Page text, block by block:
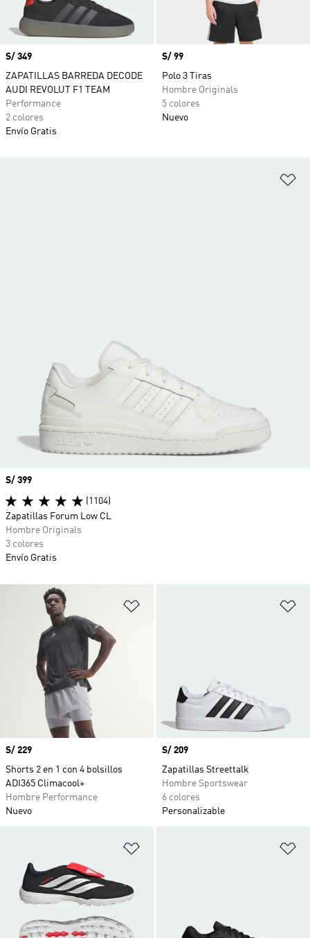
Precio
S/ 349
ZAPATILLAS BARREDA DECODE
AUDI REVOLUT F1 TEAM
Performance
2 colores
Envío Gratis
Precio
S/ 99
Polo 3 Tiras
Hombre Originals
5 colores
Nuevo
Precio
S/ 229
Shorts 2 en 1 con 4 bolsillos
ADI365 Climacool+
Hombre Performance
Nuevo
Precio
S/ 209
Zapatillas Streettalk
Hombre Sportswear
6 colores
Personalizable
Precio
S/ 399
(1104)
Zapatillas Forum Low CL
Hombre Originals
3 colores
Envío Gratis